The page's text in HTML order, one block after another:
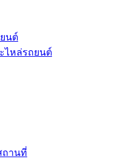
นต์
ไหล่รถยนต์
ถานที่